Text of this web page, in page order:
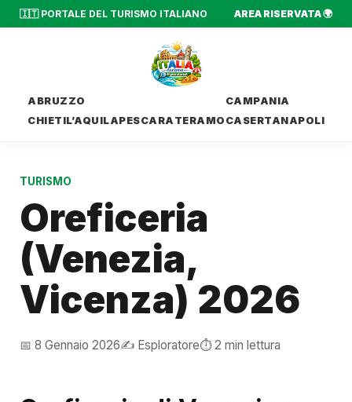
🇮🇹 PORTALE DEL TURISMO ITALIANO AREA RISERVATA 🌍
ABRUZZO
CHIETIL’AQUILAPESCARA TERAMO
CAMPANIA
CASERTANAPOLI
TURISMO
Oreficeria
(Venezia,
Vicenza) 2026
📅 8 Gennaio 2026✍️ Esploratore⏱️ 2 min lettura